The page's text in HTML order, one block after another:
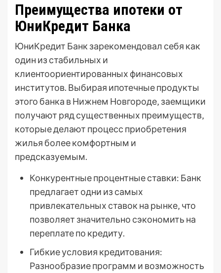
Преимущества ипотеки от
ЮниКредит Банка
ЮниКредит Банк зарекомендовал себя как
один из стабильных и
клиентоориентированных финансовых
институтов. Выбирая ипотечные продукты
этого банка в Нижнем Новгороде‚ заемщики
получают ряд существенных преимуществ‚
которые делают процесс приобретения
жилья более комфортным и
предсказуемым.
Конкурентные процентные ставки: Банк
предлагает одни из самых
привлекательных ставок на рынке‚ что
позволяет значительно сэкономить на
переплате по кредиту.
Гибкие условия кредитования:
Разнообразие программ и возможность